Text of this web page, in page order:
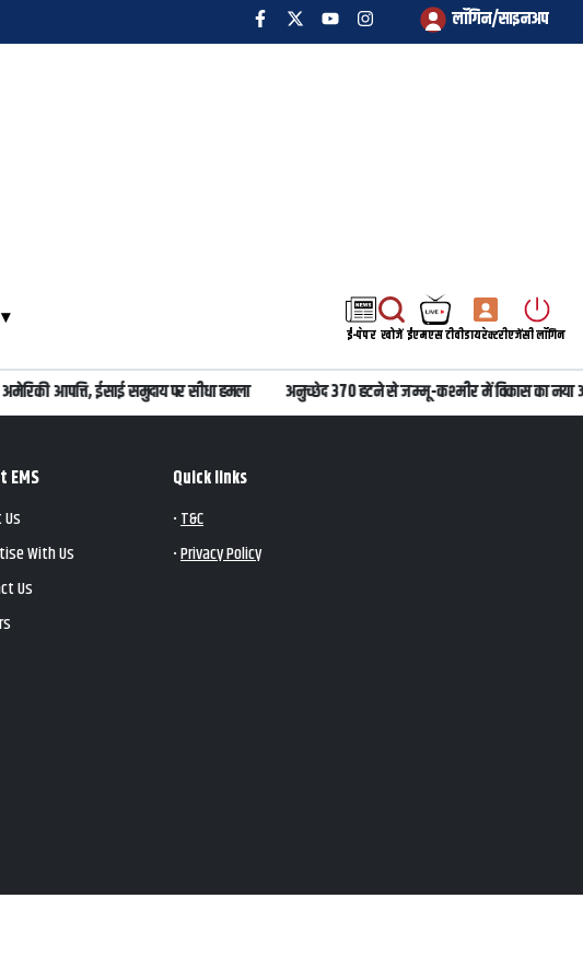
लॉगिन/साइनअप
ई-पेपर खोजें ईएमएस टीवीडायरेक्टरीएजेंसी लॉगिन
आपत्ति, ईसाई समुदाय पर सीधा हमला अनुच्छेद 370 हटने से जम्मू-कश्मीर में विकास का नया
EMS
With Us
Us
Quick links
•T&C
•Privacy Policy